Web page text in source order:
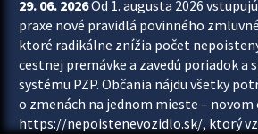
29. 06. 2026Od 1. augusta 2026
praxe nové pravidlá povinného
ktoré radikálne znížia počet
cestnej premávke a zavedú poriadok a
systému PZP. Občania nájdu všetky
o zmenách na jednom mieste –
https://nepoistenevozidlo.sk/, ktorý